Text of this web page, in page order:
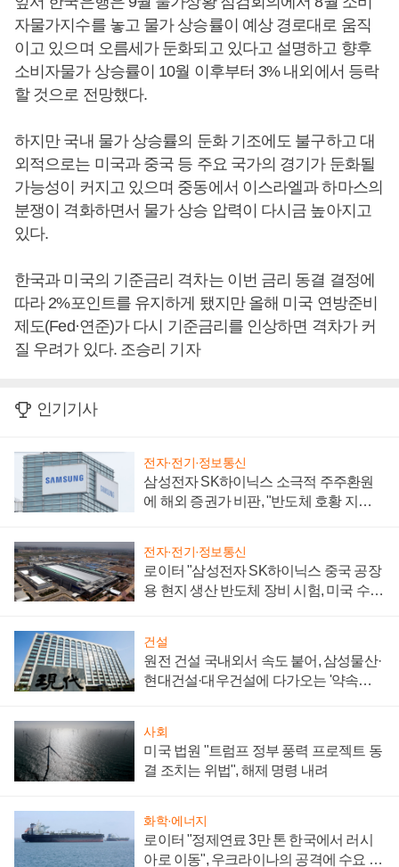
자물가지수를 놓고 물가 상승률이 예상 경로대로 움직
이고 있으며 오름세가 둔화되고 있다고 설명하고 향후
소비자물가 상승률이 10월 이후부터 3% 내외에서 등락
할 것으로 전망했다.
하지만 국내 물가 상승률의 둔화 기조에도 불구하고 대
외적으로는 미국과 중국 등 주요 국가의 경기가 둔화될
가능성이 커지고 있으며 중동에서 이스라엘과 하마스의
분쟁이 격화하면서 물가 상승 압력이 다시금 높아지고
있다.
한국과 미국의 기준금리 격차는 이번 금리 동결 결정에
따라 2%포인트를 유지하게 됐지만 올해 미국 연방준비
제도(Fed·연준)가 다시 기준금리를 인상하면 격차가 커
질 우려가 있다. 조승리 기자
인기기사
전자·전기·정보통신
삼성전자 SK하이닉스 소극적 주주환원
에 해외 증권가 비판, "반도체 호황 지속
전자·전기·정보통신
로이터 "삼성전자 SK하이닉스 중국 공장
용 현지 생산 반도체 장비 시험, 미국 수출
건설
원전 건설 국내외서 속도 붙어, 삼성물산·
현대건설·대우건설에 다가오는 '약속의
사회
미국 법원 "트럼프 정부 풍력 프로젝트 동
결 조치는 위법", 해제 명령 내려
화학·에너지
로이터 "정제연료 3만 톤 한국에서 러시
아로 이동", 우크라이나의 공격에 수요 늘